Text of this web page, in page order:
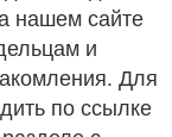
нашем сайте
и
Для
по ссылке